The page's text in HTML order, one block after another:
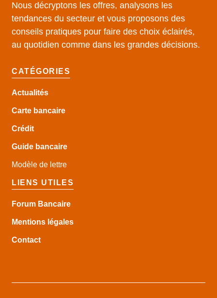
Nous décryptons les offres, analysons les
tendances du secteur et vous proposons des
conseils pratiques pour faire des choix éclairés,
au quotidien comme dans les grandes décisions.
CATÉGORIES
Actualités
Carte bancaire
Crédit
Guide bancaire
Modèle de lettre
LIENS UTILES
Forum Bancaire
Mentions légales
Contact